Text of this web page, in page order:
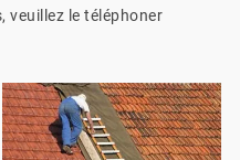
veuillez le téléphoner